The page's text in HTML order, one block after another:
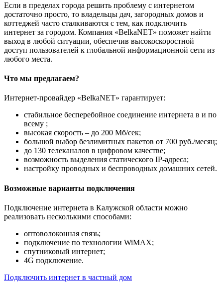
Если в пределах города решить проблему с интернетом
достаточно просто, то владельцы дач, загородных домов и
коттеджей часто сталкиваются с тем, как подключить
интернет за городом. Компания «BelkaNET» поможет найти
выход в любой ситуации, обеспечив высокоскоростной
доступ пользователей к глобальной информационной сети из
любого места.
Что мы предлагаем?
Интернет-провайдер «BelkaNET» гарантирует:
стабильное бесперебойное соединение интернета в и по
всему ;
высокая скорость – до 200 Мб/сек;
большой выбор безлимитных пакетов от 700 руб./месяц;
до 130 телеканалов в цифровом качестве;
возможность выделения статического IP-адреса;
настройку проводных и беспроводных домашних сетей.
Возможные варианты подключения
Подключение интернета в Калужской области можно
реализовать несколькими способами:
оптоволоконная связь;
подключение по технологии WiMAX;
спутниковый интернет;
4G подключение.
Подключить интернет в частный дом